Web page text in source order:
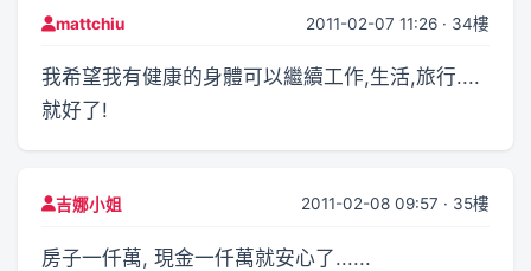
mattchiu 2011-02-07 11:26 · 34樓
我希望我有健康的身體可以繼續工作,生活,旅行....
就好了!
吉娜小姐 2011-02-08 09:57 · 35樓
房子一仟萬, 現金一仟萬就安心了......